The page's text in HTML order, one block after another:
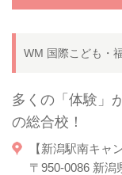
WM 国際こども・
多くの「体験」
の総合校！
【新潟駅南キャ
〒950-0086 新潟